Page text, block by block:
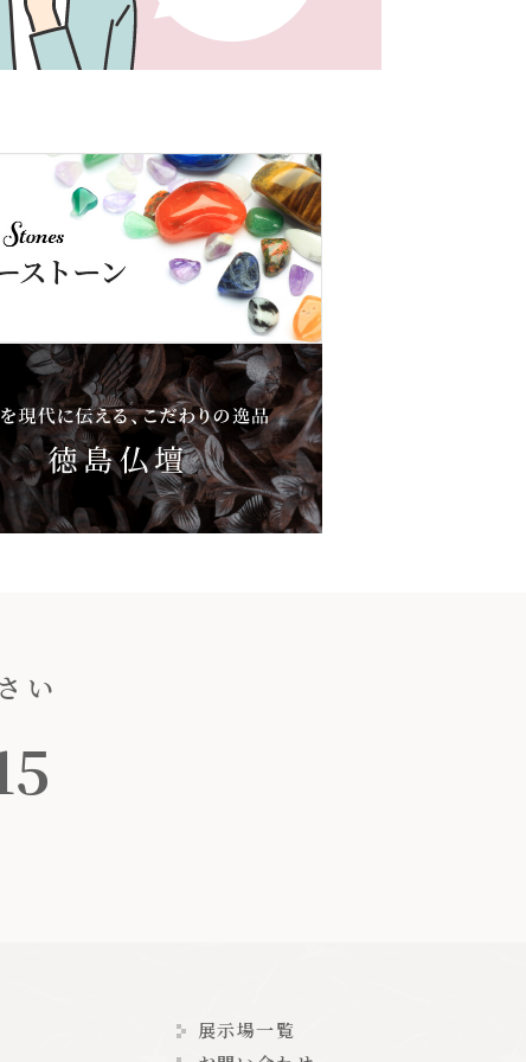
い
展示場一覧